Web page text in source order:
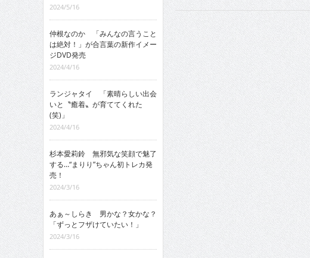
2024/5/16
仲根なのか 「みんなの言うこと
は絶対！」が合言葉の新作イメー
ジDVD発売
2024/4/16
ランジャタイ 「素晴らしい出会
いと〝癒着〟が育ててくれた
(笑)」
2024/4/16
杉本愛莉鈴 無邪気な笑顔で魅了
する…“まりり”ちゃん初トレカ発
売！
2024/3/16
あぁ～しらき 男かな？女かな？
「ずっとフザけていたい！」
2024/3/16